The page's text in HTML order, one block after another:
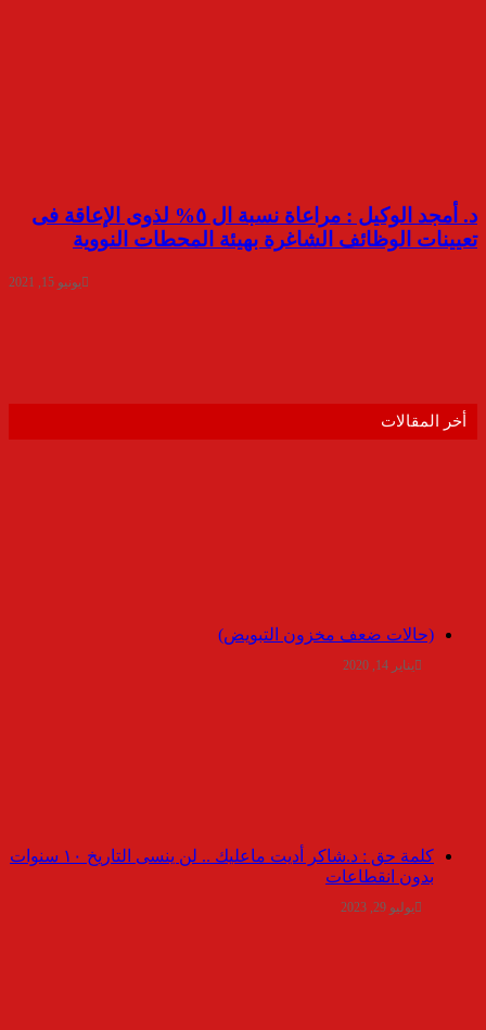
د. أمجد الوكيل : مراعاة نسبة ال ٥% لذوى الإعاقة فى
تعيينات الوظائف الشاغرة بهيئة المحطات النووية
يونيو 15, 2021
أخر المقالات
(حالات ضعف مخزون التبويض)
يناير 14, 2020
كلمة حق : د.شاكر أديت ماعليك .. لن ينسى التاريخ ١٠ سنوات
بدون انقطاعات
يوليو 29, 2023